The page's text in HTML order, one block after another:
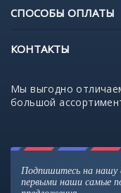
СПОСОБЫ ОПЛАТЫ
КОНТАКТЫ
Мы выгодно
большой
Подпишитесь на нашу
первыми наши самые